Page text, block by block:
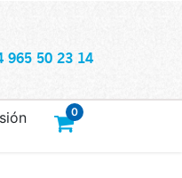
965 50 23 14
0